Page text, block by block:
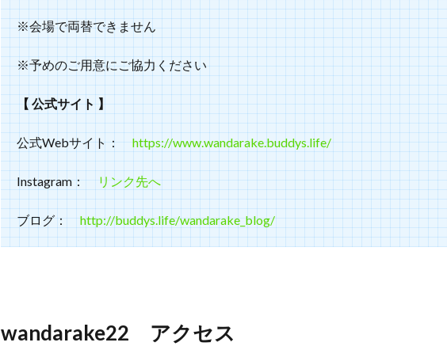
※会場で両替できません
​※予めのご用意にご協力ください
【 公式サイト 】
公式Webサイト：https://www.wandarake.buddys.life/
Instagram：リンク先へ
ブログ：http://buddys.life/wandarake_blog/
wandarake22 アクセス